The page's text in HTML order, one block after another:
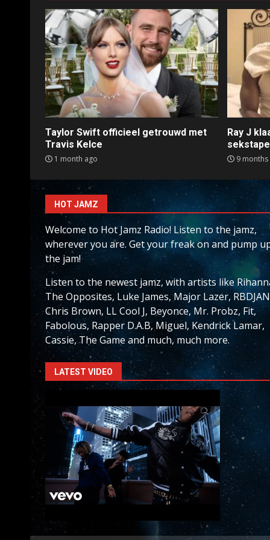
Taylor Swift officieel getrouwd met
Travis Kelce
1 month ago
Ray J
sekstape
9 months
HOT JAMZ
Welcome to Hot Jamz Radio! Listen to the jamz,
wherever you are. Get your freak on and pump
the jam!
Listen to the newest jamz, with artists like
The Opposites, Luke James, Major Lazer,
Chris Brown, LL Cool J, Beyonce, Mr. Probz, Fit,
Fabolous, Rapper D.A.B, Miguel, Kendrick Lamar,
Cassie, The Game and much, much more.
LATEST VIDEO